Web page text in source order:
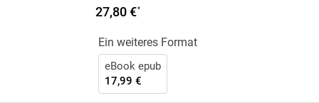
27,80 €*
Ein weiteres Format
eBook epub
17,99 €